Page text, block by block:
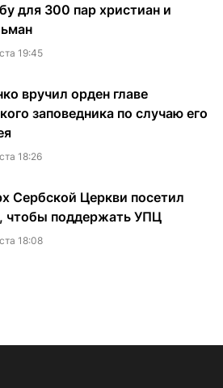
для 300 пар христиан и
19:45
вручил орден главе
заповедника по случаю его
18:26
Сербской Церкви посетил
чтобы поддержать УПЦ
18:08